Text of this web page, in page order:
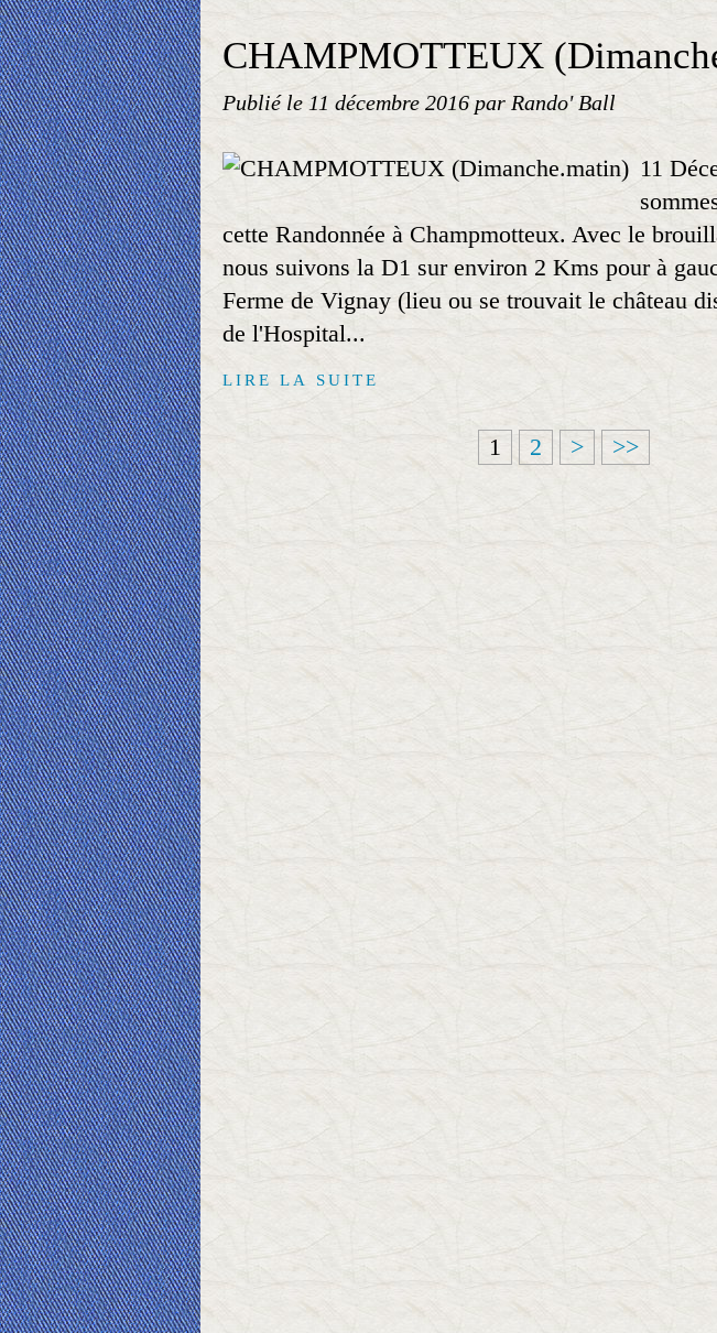
CHAMPMOTTEUX
Publié le 11 décembre 2016 par Rando' Ball
11
cette Randonnée à Champmotteux. Avec le
nous suivons la D1 sur environ 2 Kms pour à
Ferme de Vignay (lieu ou se trouvait le château
de l'Hospital...
LIRE LA SUITE
1 2 > >>